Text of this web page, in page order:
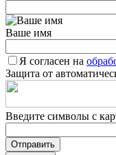
Ваше имя
Я согласен на
Защита от
Введите символы с